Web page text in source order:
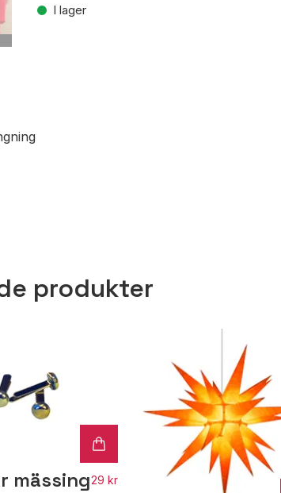
I lager
produkter
mässing29 kr